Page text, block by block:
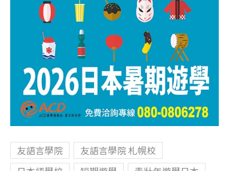
友語言學院
友語言學院 札幌校